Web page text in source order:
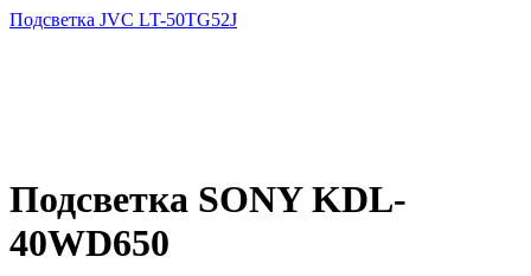
Подсветка JVC LT-50TG52J
Подсветка SONY KDL-
40WD650